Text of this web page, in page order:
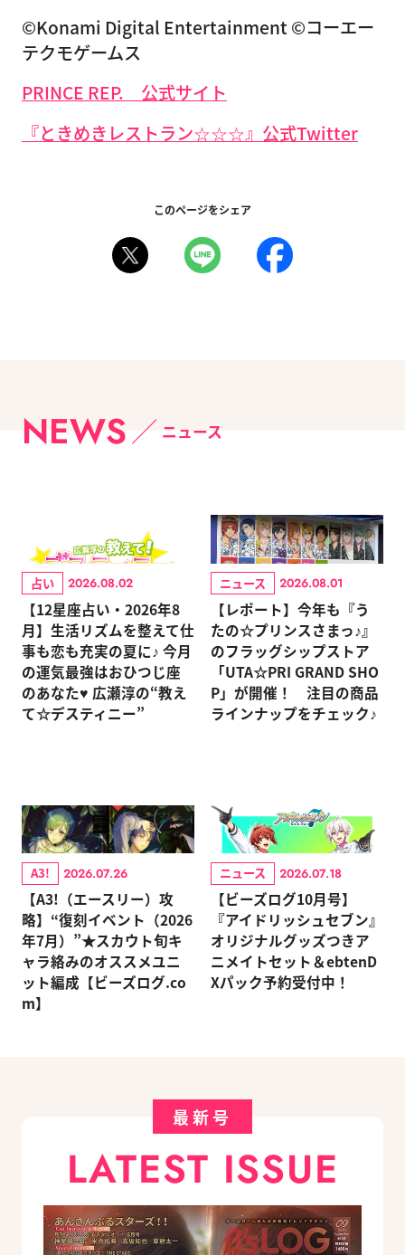
©Konami Digital Entertainment ©コーエー
テクモゲームス
PRINCE REP. 公式サイト
『ときめきレストラン☆☆☆』公式Twitter
このページをシェア
NEWS ニュース
占い 2026.08.02
【12星座占い・2026年8
月】生活リズムを整えて仕
事も恋も充実の夏に♪ 今月
の運気最強はおひつじ座
のあなた♥ 広瀬淳の“教え
て☆デスティニー”
ニュース 2026.08.01
【レポート】今年も『う
たの☆プリンスさまっ♪』
のフラッグシップストア
「UTA☆PRI GRAND SHO
P」が開催！ 注目の商品
ラインナップをチェック♪
A3! 2026.07.26
【A3!（エースリー）攻
略】“復刻イベント（2026
年7月）”★スカウト旬キ
ャラ絡みのオススメユニ
ット編成【ビーズログ.co
m】
ニュース 2026.07.18
【ビーズログ10月号】
『アイドリッシュセブン』
オリジナルグッズつきア
ニメイトセット＆ebtenD
Xパック予約受付中！
最新号
LATEST ISSUE